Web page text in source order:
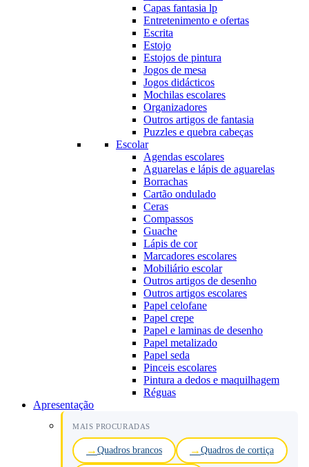
Capas fantasia lp
Entretenimento e ofertas
Escrita
Estojo
Estojos de pintura
Jogos de mesa
Jogos didácticos
Mochilas escolares
Organizadores
Outros artigos de fantasia
Puzzles e quebra cabeças
Escolar
Agendas escolares
Aguarelas e lápis de aguarelas
Borrachas
Cartão ondulado
Ceras
Compassos
Guache
Lápis de cor
Marcadores escolares
Mobiliário escolar
Outros artigos de desenho
Outros artigos escolares
Papel celofane
Papel crepe
Papel e laminas de desenho
Papel metalizado
Papel seda
Pinceis escolares
Pintura a dedos e maquilhagem
Réguas
Apresentação
MAIS PROCURADAS
Quadros brancos Quadros de cortiça